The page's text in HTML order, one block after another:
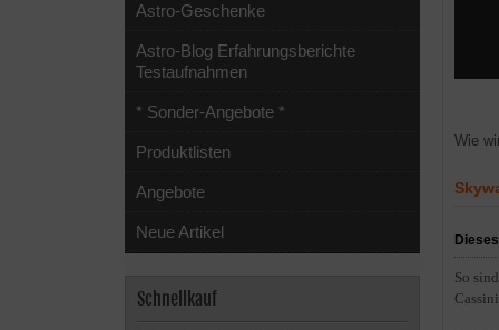
Wie
So
Astro-Geschenke
Astro-Blog Erfahrungsberichte
Testaufnahmen
* Sonder-Angebote *
Produktlisten
Angebote
Neue Artikel
Schnellkauf